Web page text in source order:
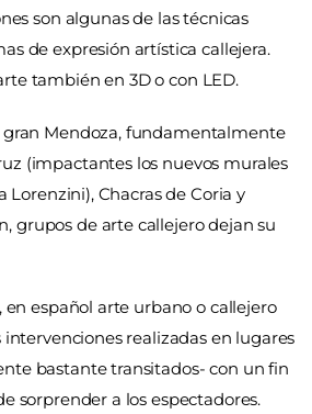
son algunas de las técnicas
de expresión artística callejera.
también en 3D o con LED.
gran Mendoza, fundamentalmente
(impactantes los nuevos murales
Lorenzini), Chacras de Coria y
grupos de arte callejero dejan su
español arte urbano o callejero
intervenciones realizadas en lugares
bastante transitados- con un fin
sorprender a los espectadores.